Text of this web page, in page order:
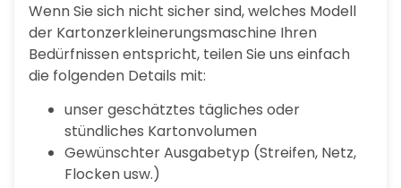
Wenn Sie sich nicht sicher sind, welches Modell
der Kartonzerkleinerungsmaschine Ihren
Bedürfnissen entspricht, teilen Sie uns einfach
die folgenden Details mit:
unser geschätztes tägliches oder
stündliches Kartonvolumen
Gewünschter Ausgabetyp (Streifen, Netz,
Flocken usw.)